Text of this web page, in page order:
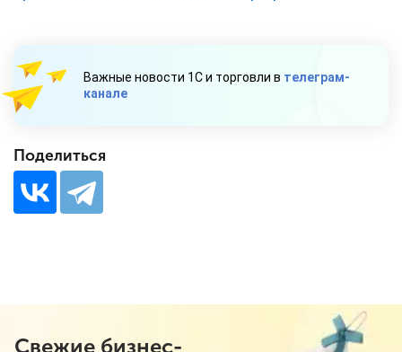
Важные новости 1С и торговли в телеграм-
канале
Поделиться
Свежие бизнес-